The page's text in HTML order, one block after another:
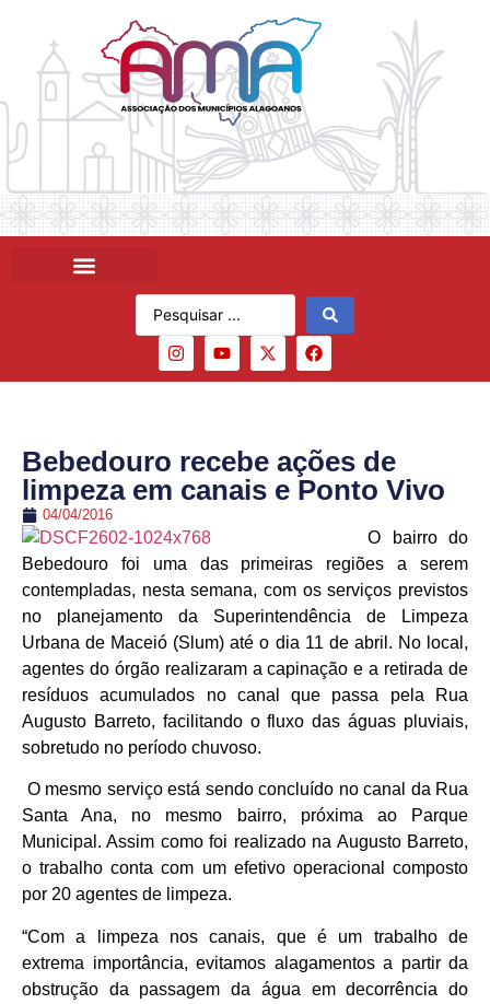
Bebedouro recebe ações de
limpeza em canais e Ponto Vivo
04/04/2016
O bairro do
Bebedouro foi uma das primeiras regiões a serem
contempladas, nesta semana, com os serviços previstos
no planejamento da Superintendência de Limpeza
Urbana de Maceió (Slum) até o dia 11 de abril. No local,
agentes do órgão realizaram a capinação e a retirada de
resíduos acumulados no canal que passa pela Rua
Augusto Barreto, facilitando o fluxo das águas pluviais,
sobretudo no período chuvoso.
O mesmo serviço está sendo concluído no canal da Rua
Santa Ana, no mesmo bairro, próxima ao Parque
Municipal. Assim como foi realizado na Augusto Barreto,
o trabalho conta com um efetivo operacional composto
por 20 agentes de limpeza.
“Com a limpeza nos canais, que é um trabalho de
extrema importância, evitamos alagamentos a partir da
obstrução da passagem da água em decorrência do